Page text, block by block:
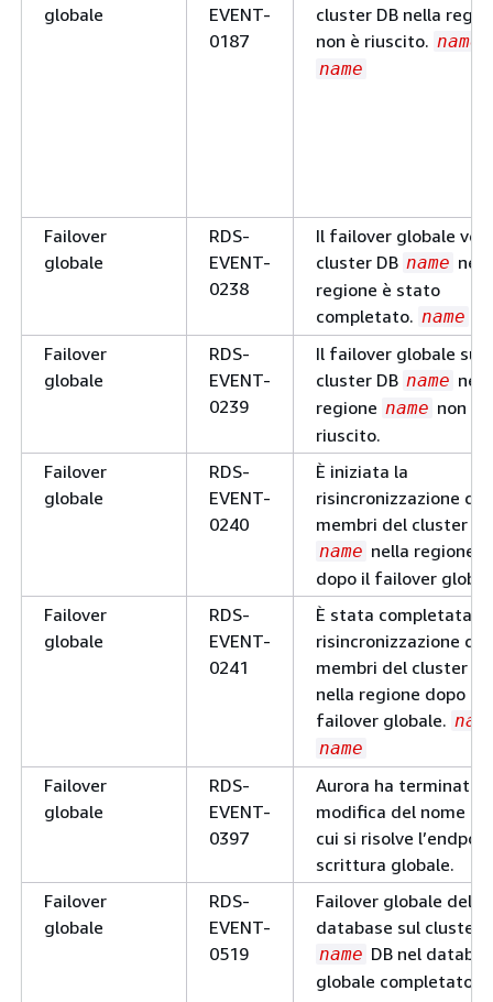
globale
EVENT-
0187
cluster DB nella
non è riuscito. name
name
Failover
globale
RDS-
EVENT-
0238
Il failover globale
cluster DB name
regione è stato
completato. name
Failover
globale
RDS-
EVENT-
0239
Il failover globale sul
cluster DB name
regione name non è
riuscito.
Failover
globale
RDS-
EVENT-
0240
È iniziata la
risincronizzazione dei
membri del cluster DB
name nella regione
dopo il failover
Failover
globale
RDS-
EVENT-
0241
È stata completata la
risincronizzazione dei
membri del cluster DB
nella regione dopo il
failover globale.
name
Failover
globale
RDS-
EVENT-
0397
Aurora ha terminato
modifica del nome
cui si risolve
scrittura globale.
Failover
globale
RDS-
EVENT-
0519
Failover globale del
database sul cluster
name DB nel
globale completato.